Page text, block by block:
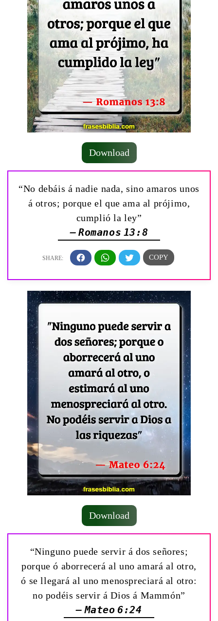
Download
“No debáis á nadie nada, sino amaros unos
á otros; porque el que ama al prójimo,
cumplió la ley”
— Romanos 13:8
Download
“Ninguno puede servir á dos señores;
porque ó aborrecerá al uno amará al otro,
ó se llegará al uno menospreciará al otro:
no podéis servir á Dios á Mammón”
— Mateo 6:24